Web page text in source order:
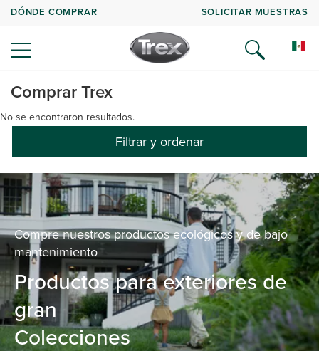
DÓNDE COMPRAR SOLICITAR MUESTRAS
Comprar Trex
Filtrar y ordenar
Compre nuestros productos ecológicos y de bajo
mantenimiento
Productos para exteriores de
gran
Colecciones
No se encontraron resultados.